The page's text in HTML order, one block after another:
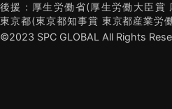
後援：厚生労働省(厚生労働大臣賞
東京都(東京都知事賞 東京都産業労
©2023 SPC GLOBAL All Rights